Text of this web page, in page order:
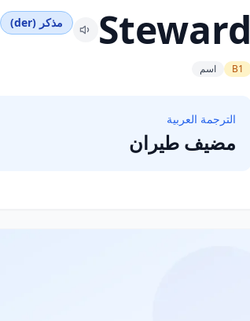
Steward مذكر (der)
B1 اسم
الترجمة العربية
مضيف طيران